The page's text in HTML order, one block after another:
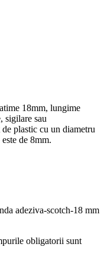
18mm, lungime
sigilare sau
plastic cu un diametru
de 8mm.
adeziva-scotch-18 mm
obligatorii sunt